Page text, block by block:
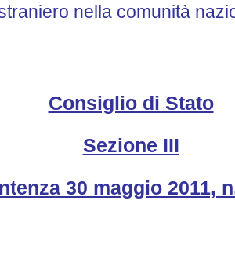
nella comunità
Consiglio di Stato
Sezione III
30 maggio 2011,